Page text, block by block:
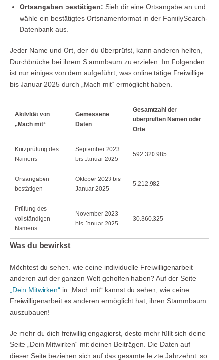
Ortsangaben bestätigen: Sieh dir eine Ortsangabe an und
wähle ein bestätigtes Ortsnamenformat in der FamilySearch-
Datenbank aus.
Jeder Name und Ort, den du überprüfst, kann anderen helfen,
Durchbrüche bei ihrem Stammbaum zu erzielen. Im Folgenden
ist nur einiges von dem aufgeführt, was online tätige Freiwillige
bis Januar 2025 durch „Mach mit“ ermöglicht haben.
Aktivität von
„Mach mit“
Gemessene
Daten
Gesamtzahl der
überprüften Namen oder
Orte
Kurzprüfung des
Namens
September 2023
bis Januar 2025
592.320.985
Ortsangaben
bestätigen
Oktober 2023 bis
Januar 2025
5.212.982
Prüfung des
vollständigen
Namens
November 2023
bis Januar 2025
30.360.325
Was du bewirkst
Möchtest du sehen, wie deine individuelle Freiwilligenarbeit
anderen auf der ganzen Welt geholfen haben? Auf der Seite
„Dein Mitwirken“ in „Mach mit“ kannst du sehen, wie deine
Freiwilligenarbeit es anderen ermöglicht hat, ihren Stammbaum
auszubauen!
Je mehr du dich freiwillig engagierst, desto mehr füllt sich deine
Seite „Dein Mitwirken“ mit deinen Beiträgen. Die Daten auf
dieser Seite beziehen sich auf das gesamte letzte Jahrzehnt, so